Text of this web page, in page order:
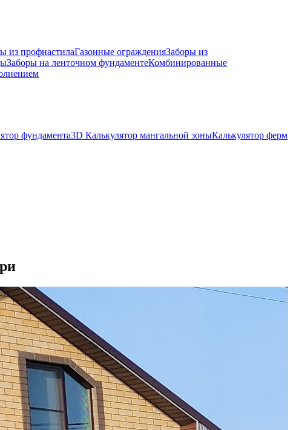
из профнастилаГазонные огражденияЗаборы из
Заборы на ленточном фундаментеКомбинированные
фундамента3D Калькулятор мангальной зоныКалькулятор ферм